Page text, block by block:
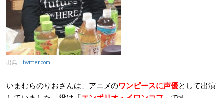
出典： twitter.com
いまむらのりおさんは、アニメのワンピースに声優として出演